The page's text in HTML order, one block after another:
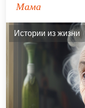
Мама
Истории из жизни